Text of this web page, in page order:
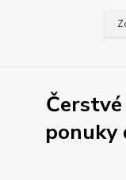
ponuky